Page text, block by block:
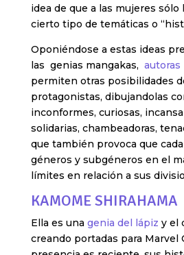
idea de que a las mujeres
cierto tipo de temáticas o
Oponiéndose a estas ideas
las genias mangakas, autoras
permiten otras posibilidades
protagonistas, dibujandolas
inconformes, curiosas,
solidarias, chambeadoras,
que también provoca que
géneros y subgéneros en el
límites en relación a sus
KAMOME SHIRAHAMA
Ella es una genia del lápiz y el
creando portadas para Marvel